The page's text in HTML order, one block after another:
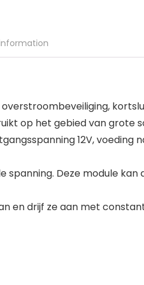
op het gebied van grote
12V,
spanning. Deze module
en drijf ze aan met